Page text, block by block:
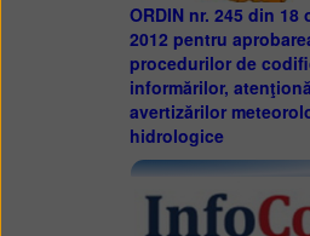
ORDIN nr. 245 din 18
2012 pentru
procedurilor de
informărilor,
avertizărilor
hidrologice